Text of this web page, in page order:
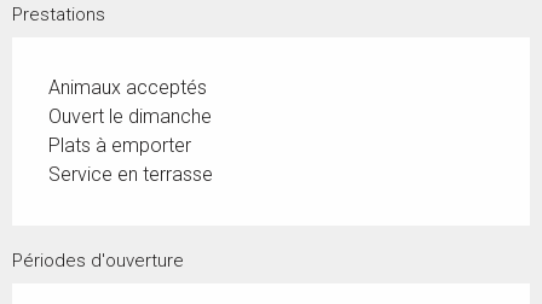
Prestations
Animaux acceptés
Ouvert le dimanche
Plats à emporter
Service en terrasse
Périodes d'ouverture